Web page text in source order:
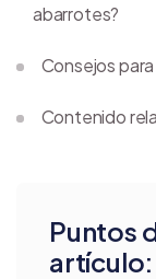
Puntos
artículo:
abarrotes?
Consejos
Contenido